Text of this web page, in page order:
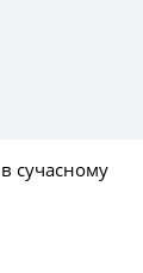
сучасному